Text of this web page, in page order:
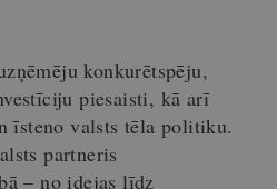
konkurētspēju,
piesaisti, kā arī
īsteno valsts tēla politiku.
partneris
– no idejas līdz